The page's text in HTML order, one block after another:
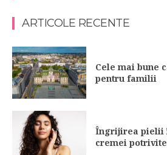
ARTICOLE RECENTE
Cele mai bune
pentru familii
Îngrijirea pielii
cremei potrivite